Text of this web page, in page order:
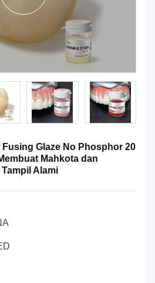
Glaze No Phosphor 20
Mahkota dan
Alami